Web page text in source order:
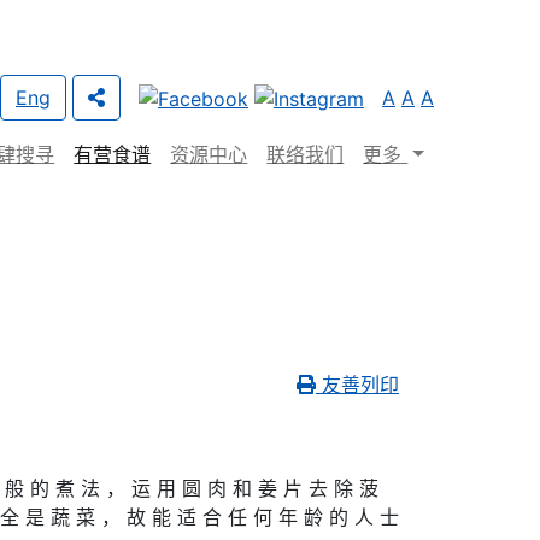
Eng A A A
搜寻 有营食谱 资源中心 联络我们 更多
友善列印
的 煮 法 ， 运 用 圆 肉 和 姜 片 去 除 菠
是 蔬 菜 ， 故 能 适 合 任 何 年 龄 的 人 士